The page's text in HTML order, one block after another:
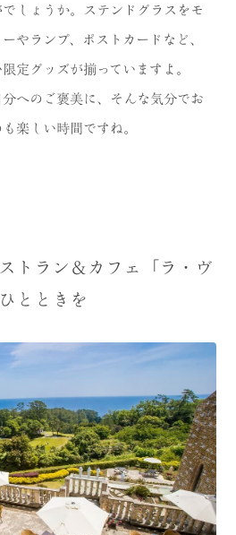
しょうか。ステンドグラスをモ
やランプ、ポストカードなど、
定グッズが揃っていますよ。
へのご褒美に、そんな気分でお
楽しい時間ですね。
トラン＆カフェ「ラ・ヴ
とときを